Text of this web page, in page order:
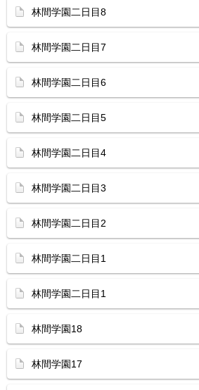
林間学園二日目8
林間学園二日目7
林間学園二日目6
林間学園二日目5
林間学園二日目4
林間学園二日目3
林間学園二日目2
林間学園二日目1
林間学園二日目1
林間学園18
林間学園17